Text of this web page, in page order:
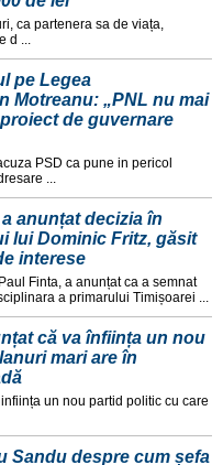
ca partenera sa de viața,
d ...
pe Legea
Motreanu: „PNL nu mai
de guvernare
PSD ca pune in pericol
...
anunțat decizia în
lui Dominic Fritz, găsit
interese
Finta, a anunțat ca a semnat
a primarului Timișoarei ...
că va înființa un nou
mari are în
un nou partid politic cu care
Sandu despre cum șefa